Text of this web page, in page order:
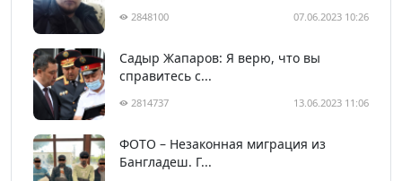
2848100 07.06.2023 10:26
Садыр Жапаров: Я верю, что вы
справитесь с...
2814737 13.06.2023 11:06
ФОТО – Незаконная миграция из
Бангладеш. Г...